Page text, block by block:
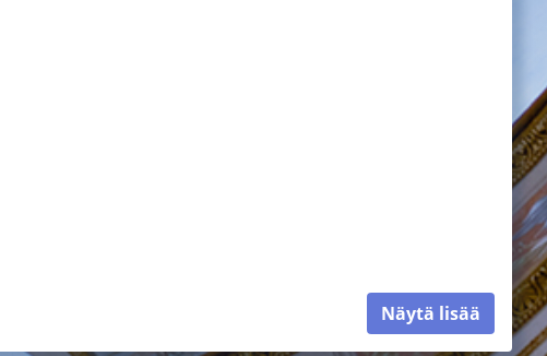
Näytä lisää